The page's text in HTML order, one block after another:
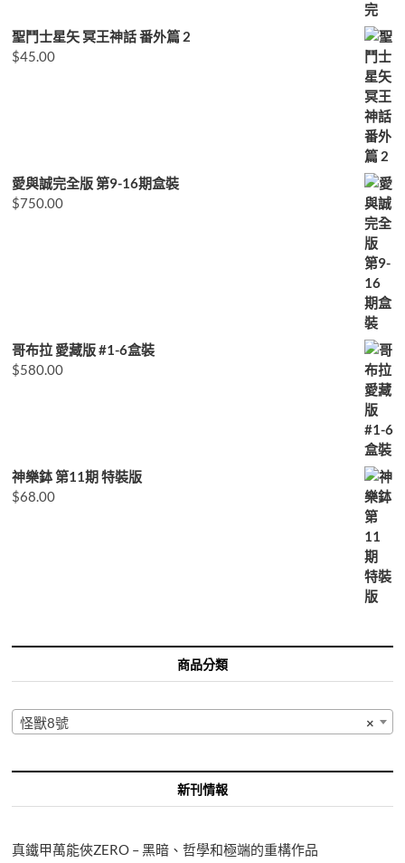
聖鬥士星矢 冥王神話 番外篇 2
$45.00
愛與誠完全版 第9-16期盒裝
$750.00
哥布拉 愛藏版 #1-6盒裝
$580.00
神樂鉢 第11期 特裝版
$68.00
商品分類
×
怪獸8號
新刊情報
真鐵甲萬能俠ZERO – 黑暗、哲學和極端的重構作品